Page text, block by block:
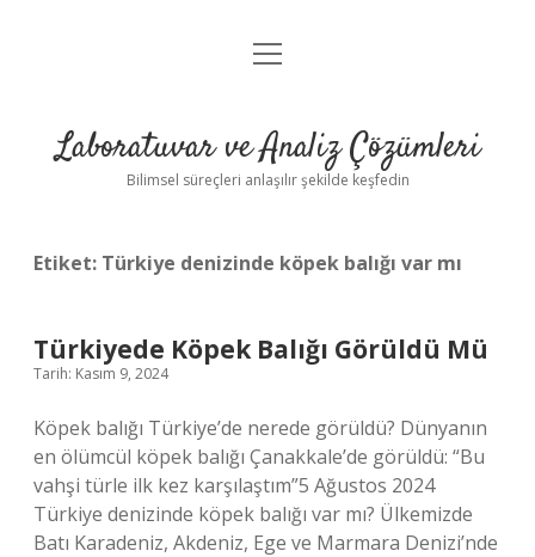
Anasayfa
Yasal Uyarı
menüyü
Laboratuvar ve Analiz Çözümleri
Bilimsel süreçleri anlaşılır şekilde keşfedin
Etiket: Türkiye denizinde köpek balığı var mı
Türkiyede Köpek Balığı Görüldü Mü
Tarih: Kasım 9, 2024
Köpek balığı Türkiye’de nerede görüldü? Dünyanın
en ölümcül köpek balığı Çanakkale’de görüldü: “Bu
vahşi türle ilk kez karşılaştım”5 Ağustos 2024
Türkiye denizinde köpek balığı var mı? Ülkemizde
Batı Karadeniz, Akdeniz, Ege ve Marmara Denizi’nde